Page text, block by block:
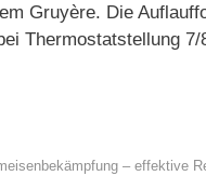
Gruyère. Die
Thermostatstellung
– effektive